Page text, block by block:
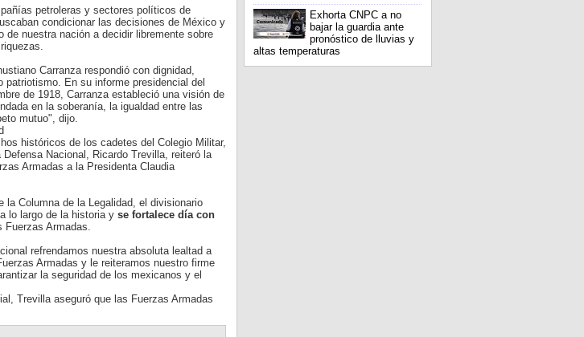
petroleras y sectores políticos de
condicionar las decisiones de México y
de nuestra nación a decidir libremente sobre
Carranza respondió con dignidad,
patriotismo. En su informe presidencial del
de 1918, Carranza estableció una visión de
en la soberanía, la igualdad entre las
mutuo", dijo.
históricos de los cadetes del Colegio Militar,
Nacional, Ricardo Trevilla, reiteró la
Armadas a la Presidenta Claudia
la Columna de la Legalidad, el divisionario
lo largo de la historia yse fortalece día con
Fuerzas Armadas.
refrendamos nuestra absoluta lealtad a
Armadas y le reiteramos nuestro firme
la seguridad de los mexicanos y el
Trevilla aseguró que las Fuerzas Armadas
Exhorta CNPC a no
bajar la guardia ante
pronóstico de lluvias y
altas temperaturas